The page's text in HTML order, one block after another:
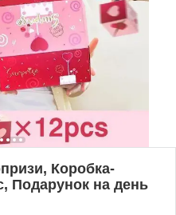
Коробка-
Подарунок на день